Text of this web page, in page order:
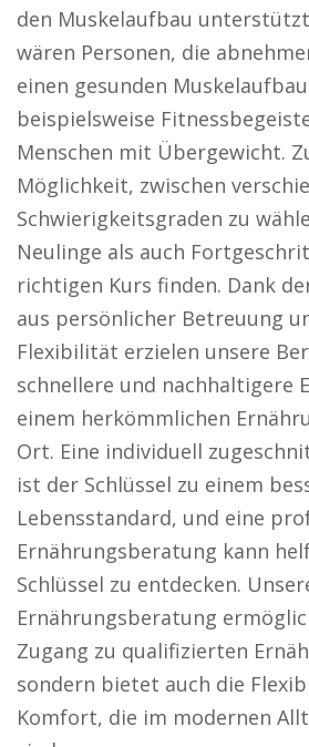
den Muskelaufbau
wären Personen, die
einen gesunden
beispielsweise
Menschen mit Übergewicht.
Möglichkeit, zwischen
Schwierigkeitsgraden zu
Neulinge als auch
richtigen Kurs finden. Dank
aus persönlicher Betreuung
Flexibilität erzielen unsere
schnellere und nachhaltigere
einem herkömmlichen
Ort. Eine individuell
ist der Schlüssel zu einem
Lebensstandard, und eine
Ernährungsberatung kann
Schlüssel zu entdecken.
Ernährungsberatung
Zugang zu qualifizierten
sondern bietet auch die
Komfort, die im modernen